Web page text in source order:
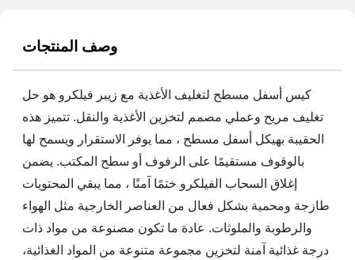
وصف المنتجات
كيس أسفل مسطح لتغليف الأغذية مع زيبر فيلكرو هو حل
تغليف مريح وعملي مصمم لتخزين الأغذية والنقل. تتميز هذه
الحقيبة بهيكل أسفل مسطح ، مما يوفر الاستقرار ويسمح لها
بالوقوف مستقيمًا على الرفوف أو سطح المكتب. يضمن
إغلاق السحاب الفيلكرو ختمًا آمنًا ، مما يبقي المحتويات
طازجة ومحمية بشكل فعال من العناصر الخارجية مثل الهواء
والرطوبة والملوثات. عادة ما تكون مصنوعة من مواد ذات
درجة غذائية آمنة لتخزين مجموعة متنوعة من المواد الغذائية،